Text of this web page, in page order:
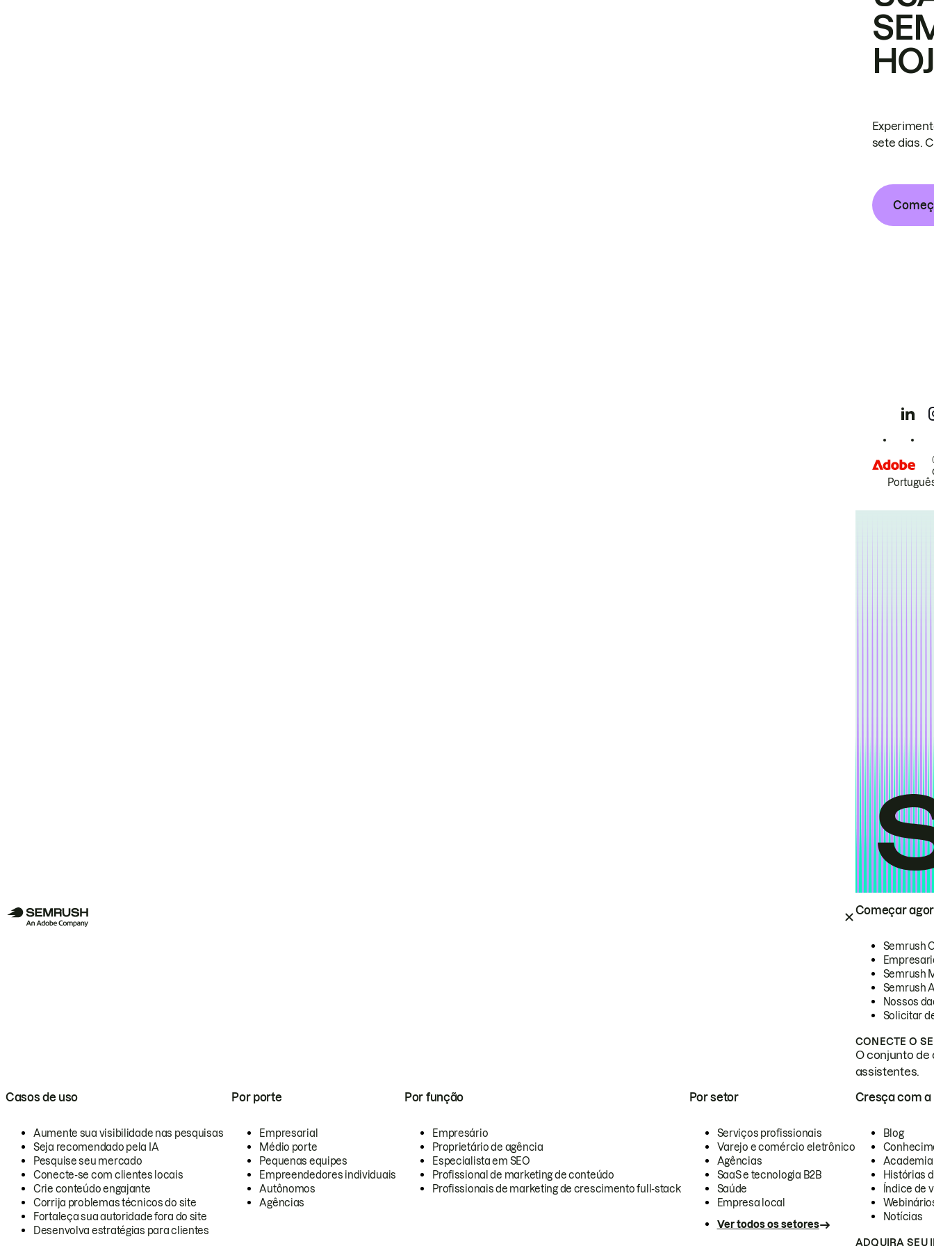
Começar
Semrush
Semrush
Semrush
Nossos
Solicitar
CONECTE O
O conjunto de
assistentes.
Casos de uso
Aumente sua visibilidade nas pesquisas
Seja recomendado pela IA
Pesquise seu mercado
Conecte-se com clientes locais
Crie conteúdo engajante
Corrija problemas técnicos do site
Fortaleça sua autoridade fora do site
Desenvolva estratégias para clientes
Por porte
Empresarial
Médio porte
Pequenas equipes
Empreendedores individuais
Autônomos
Agências
Por função
Empresário
Proprietário de agência
Especialista em SEO
Profissional de marketing de conteúdo
Profissionais de marketing de crescimento full-stack
Por setor
Serviços profissionais
Varejo e comércio eletrônico
Agências
SaaS e tecnologia B2B
Saúde
Empresa local
Ver todos os setores
Cresça com a
Blog
Academia
Histórias
Índice de
Notícias
ADQUIRA SEU
sete dias.